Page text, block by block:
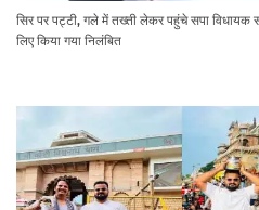
सिर पर पट्टी, गले में तख्ती लेकर पहुंचे सपा विधायक
लिए किया गया निलंबित